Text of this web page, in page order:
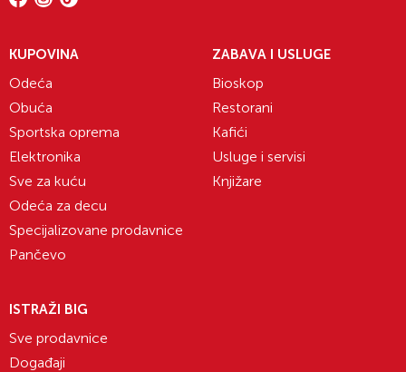
KUPOVINA
Odeća
Obuća
Sportska oprema
Elektronika
Sve za kuću
Odeća za decu
Specijalizovane prodavnice
Pančevo
ZABAVA I USLUGE
Bioskop
Restorani
Kafići
Usluge i servisi
Knjižare
ISTRAŽI BIG
Sve prodavnice
Događaji